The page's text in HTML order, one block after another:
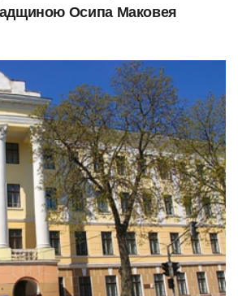
Осипа Маковея